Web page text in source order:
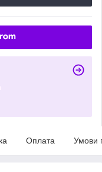
Оплата Умови